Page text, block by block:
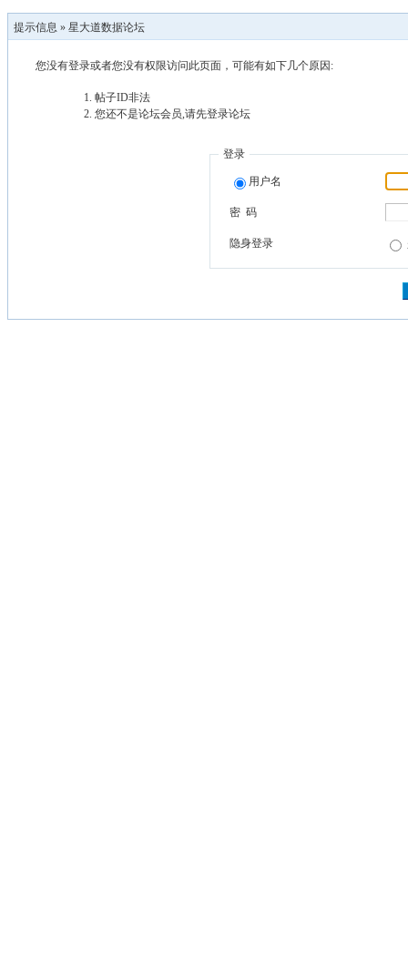
提示信息 » 星大道数据论坛
您没有登录或者您没有权限访问此页面，可能有如下几个原因:
帖子ID非法
您还不是论坛会员,请先登录论坛
登录
用户名
密 码
隐身登录